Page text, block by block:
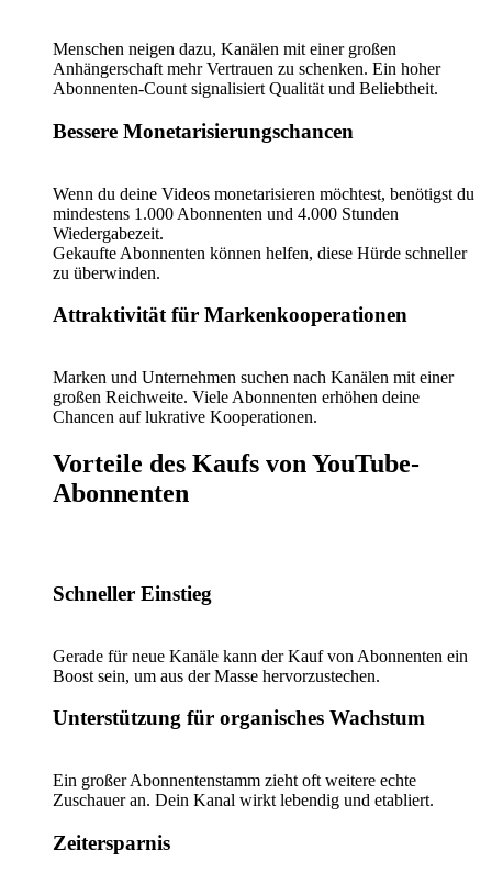
Menschen neigen dazu, Kanälen mit einer großen
Anhängerschaft mehr Vertrauen zu schenken. Ein hoher
Abonnenten-Count signalisiert Qualität und Beliebtheit.
Bessere Monetarisierungschancen
Wenn du deine Videos monetarisieren möchtest, benötigst du
mindestens 1.000 Abonnenten und 4.000 Stunden
Wiedergabezeit.
Gekaufte Abonnenten können helfen, diese Hürde schneller
zu überwinden.
Attraktivität für Markenkooperationen
Marken und Unternehmen suchen nach Kanälen mit einer
großen Reichweite. Viele Abonnenten erhöhen deine
Chancen auf lukrative Kooperationen.
Vorteile des Kaufs von YouTube-
Abonnenten
Schneller Einstieg
Gerade für neue Kanäle kann der Kauf von Abonnenten ein
Boost sein, um aus der Masse hervorzustechen.
Unterstützung für organisches Wachstum
Ein großer Abonnentenstamm zieht oft weitere echte
Zuschauer an. Dein Kanal wirkt lebendig und etabliert.
Zeitersparnis